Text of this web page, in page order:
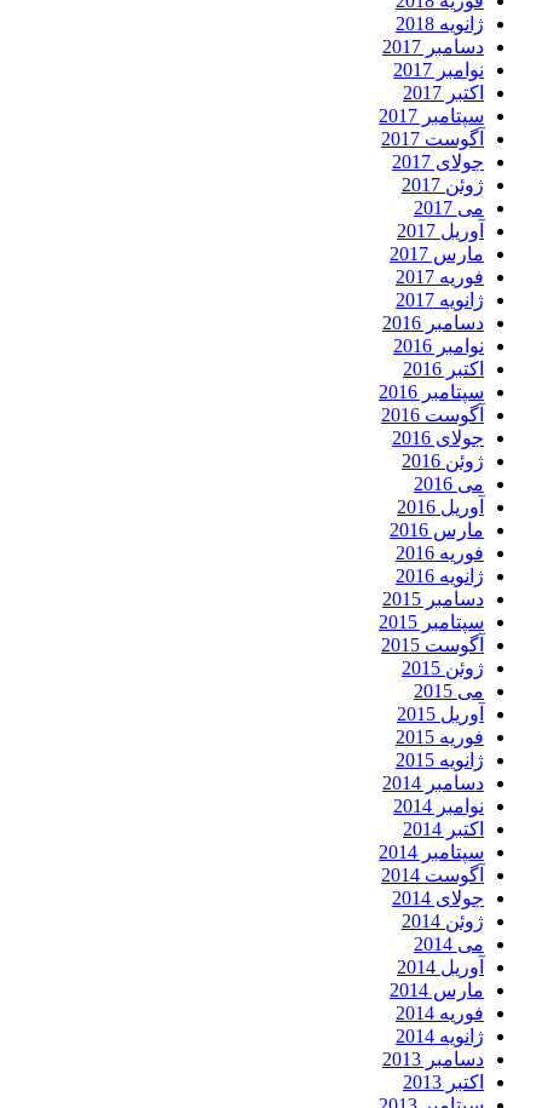
ژانویه 2018
دسامبر 2017
نوامبر 2017
اکتبر 2017
سپتامبر 2017
آگوست 2017
جولای 2017
ژوئن 2017
می 2017
آوریل 2017
مارس 2017
فوریه 2017
ژانویه 2017
دسامبر 2016
نوامبر 2016
اکتبر 2016
سپتامبر 2016
آگوست 2016
جولای 2016
ژوئن 2016
می 2016
آوریل 2016
مارس 2016
فوریه 2016
ژانویه 2016
دسامبر 2015
سپتامبر 2015
آگوست 2015
ژوئن 2015
می 2015
آوریل 2015
فوریه 2015
ژانویه 2015
دسامبر 2014
نوامبر 2014
اکتبر 2014
سپتامبر 2014
آگوست 2014
جولای 2014
ژوئن 2014
می 2014
آوریل 2014
مارس 2014
فوریه 2014
ژانویه 2014
دسامبر 2013
اکتبر 2013